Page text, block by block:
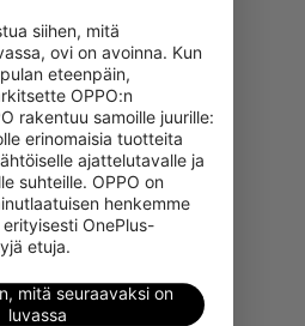
siihen, mitä
ovi on avoinna. Kun
eteenpäin,
OPPO:n
rakentuu samoille juurille:
erinomaisia tuotteita
ajattelutavalle ja
suhteille. OPPO on
henkemme
OnePlus-
etuja.
mitä seuraavaksi on
luvassa